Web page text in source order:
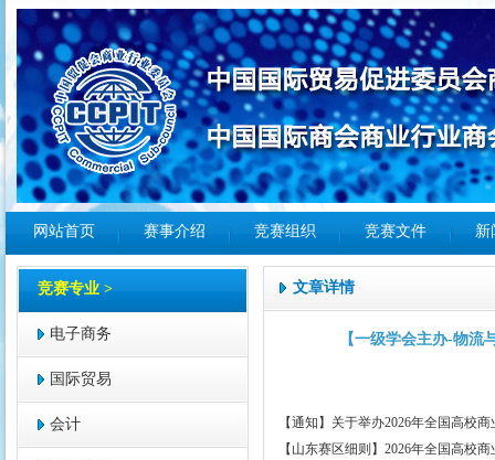
网站首页 赛事介绍 竞赛组织 竞赛文件 新
竞赛专业 >
电子商务
国际贸易
会计
文章详情
【一级学会主办-物
【通知】关于举办2026年全国高校
【山东赛区细则】2026年全国高校